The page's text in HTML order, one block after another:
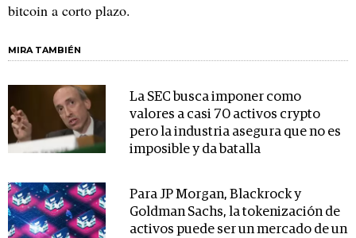
bitcoin a corto plazo.
MIRA TAMBIÉN
La SEC busca imponer como
valores a casi 70 activos crypto
pero la industria asegura que no es
imposible y da batalla
Para JP Morgan, Blackrock y
Goldman Sachs, la tokenización de
activos puede ser un mercado de un